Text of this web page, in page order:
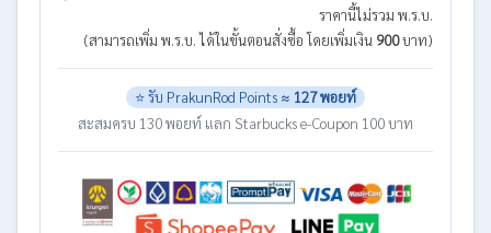
ราคานี้ไม่รวม พ.ร.บ.
(สามารถเพิ่ม พ.ร.บ. ได้ในขั้นตอนสั่งซื้อ โดยเพิ่มเงิน 900บาท)
⭐ รับ PrakunRod Points ≈ 127 พอยท์
สะสมครบ 130 พอยท์ แลก Starbucks e-Coupon 100 บาท